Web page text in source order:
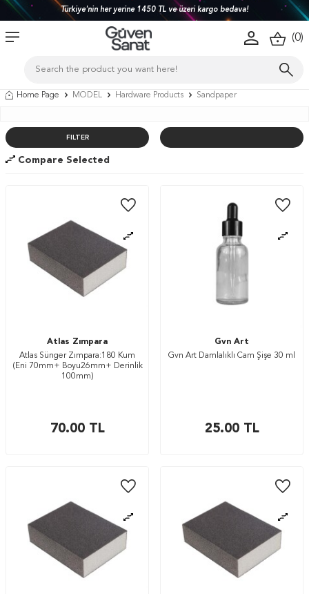
yerine 1450 TL ve üzeri kargo bedava! Sipariş
(0)
Home Page MODEL Hardware Products Sandpaper
FILTER
Compare Selected
Atlas Zımpara
Atlas Sünger Zımpara:180 Kum
(Eni 70mm+ Boyu26mm+ Derinlik
100mm)
70.00TL
Gvn Art
Gvn Art Damlalıklı Cam Şişe 30 ml
25.00TL